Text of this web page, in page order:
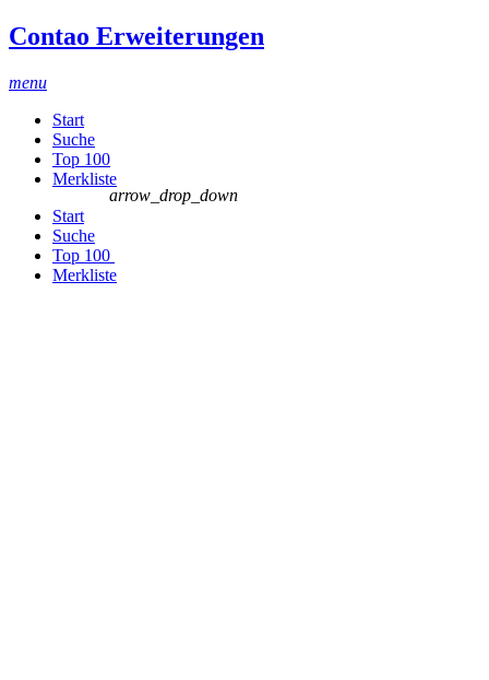
Contao Erweiterungen
menu
Start
Suche
Top 100
Merkliste
Start
Suche
Top 100
arrow_drop_down
Merkliste